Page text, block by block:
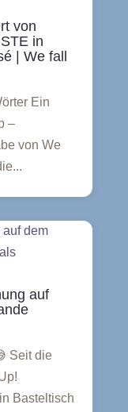
von
in
| We fall
Ein
–
von We
auf
Seit die
Basteltisch